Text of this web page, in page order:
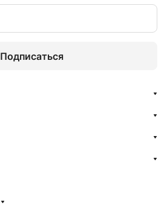
Подписаться